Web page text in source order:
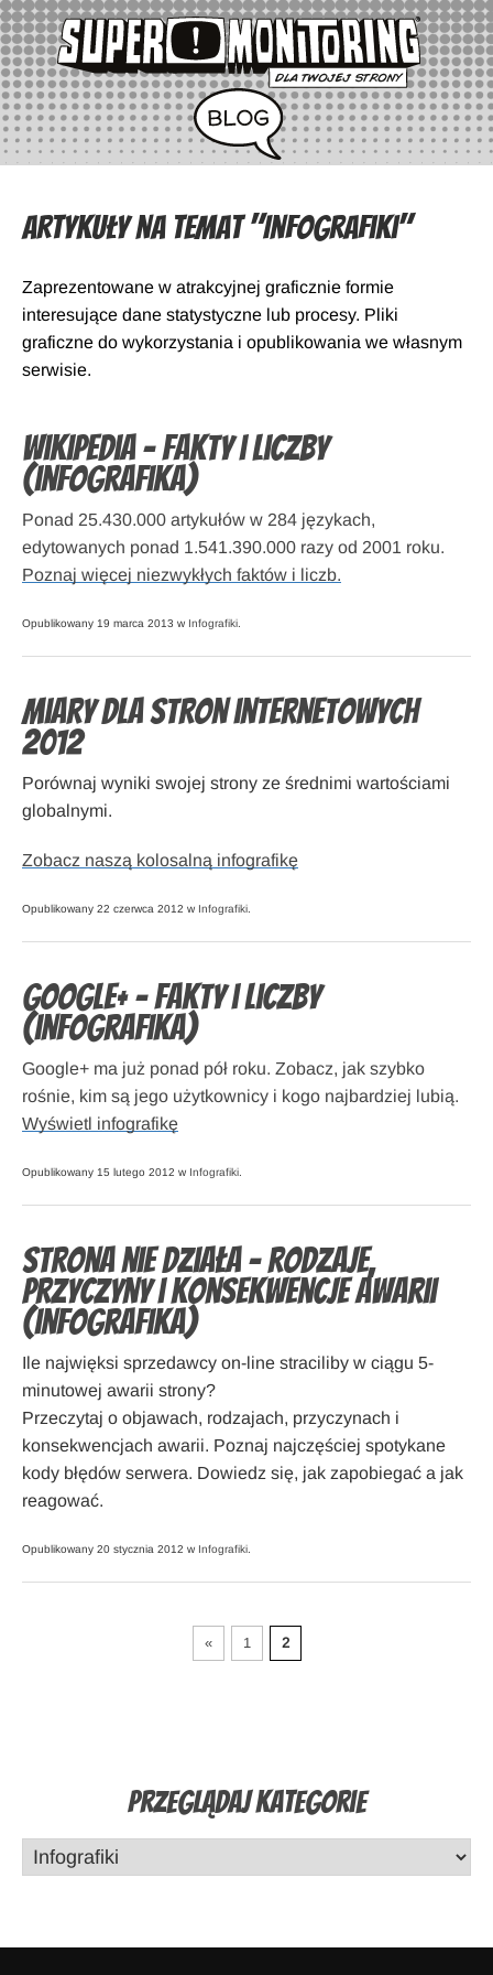
Artykuły na temat "Infografiki"
Zaprezentowane w atrakcyjnej graficznie formie
interesujące dane statystyczne lub procesy. Pliki
graficzne do wykorzystania i opublikowania we własnym
serwisie.
Wikipedia – fakty i liczby
(infografika)
Ponad 25.430.000 artykułów w 284 językach,
edytowanych ponad 1.541.390.000 razy od 2001 roku.
Poznaj więcej niezwykłych faktów i liczb.
Opublikowany 19 marca 2013 w Infografiki
Miary dla stron internetowych
2012
Porównaj wyniki swojej strony ze średnimi wartościami
globalnymi.
Zobacz naszą kolosalną infografikę
Opublikowany 22 czerwca 2012 w Infografiki
Google+ – fakty i liczby
(infografika)
Google+ ma już ponad pół roku. Zobacz, jak szybko
rośnie, kim są jego użytkownicy i kogo najbardziej lubią.
Wyświetl infografikę
Opublikowany 15 lutego 2012 w Infografiki
Strona nie działa – rodzaje,
przyczyny i konsekwencje awarii
(infografika)
Ile najwięksi sprzedawcy on-line straciliby w ciągu 5-
minutowej awarii strony?
Przeczytaj o objawach, rodzajach, przyczynach i
konsekwencjach awarii. Poznaj najczęściej spotykane
kody błędów serwera. Dowiedz się, jak zapobiegać a jak
reagować.
Opublikowany 20 stycznia 2012 w Infografiki
« 1 2
Przeglądaj Kategorie